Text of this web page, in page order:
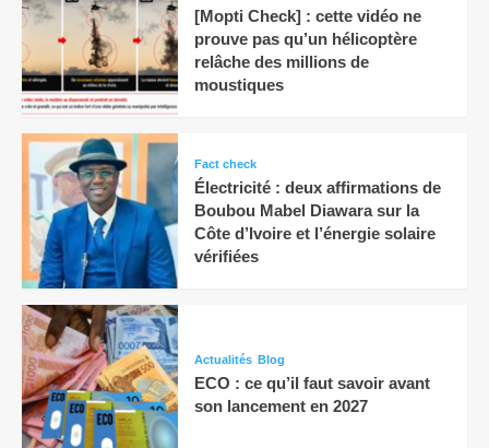
[Mopti Check] : cette vidéo ne
prouve pas qu’un hélicoptère
relâche des millions de
moustiques
Fact check
Électricité : deux affirmations de
Boubou Mabel Diawara sur la
Côte d’Ivoire et l’énergie solaire
vérifiées
Actualités Blog
ECO : ce qu’il faut savoir avant
son lancement en 2027